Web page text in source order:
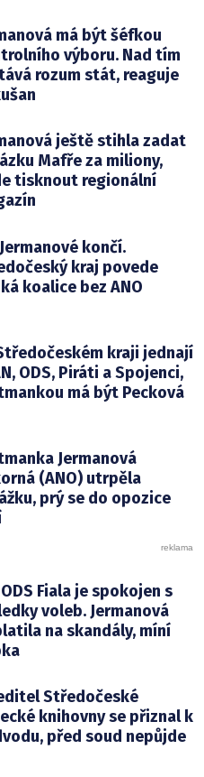
má být šéfkou
výboru. Nad tím
rozum stát, reaguje
ještě stihla zadat
Mafře za miliony,
tisknout regionální
končí.
kraj povede
koalice bez ANO
kraji jednají
ODS, Piráti a Spojenci,
má být Pecková
Jermanová
(ANO) utrpěla
prý se do opozice
Fiala je spokojen s
voleb. Jermanová
na skandály, míní
Středočeské
knihovny se přiznal k
před soud nepůjde